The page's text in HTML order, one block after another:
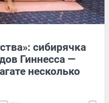
сибирячка
Гиннесса —
несколько